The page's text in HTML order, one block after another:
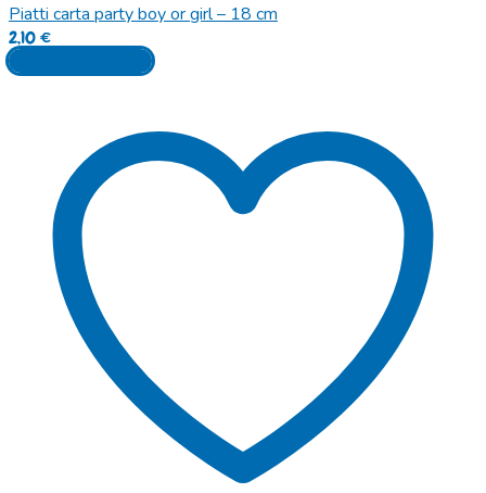
Piatti carta party boy or girl – 18 cm
2,10€
Aggiungi al carrello